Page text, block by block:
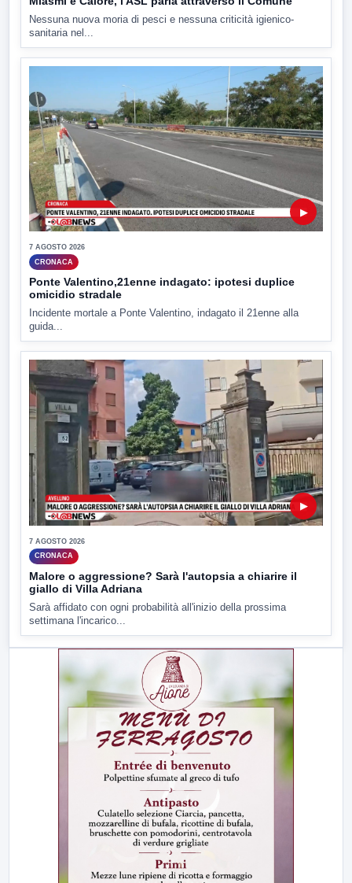
Nessuna nuova moria di pesci e nessuna criticità igienico-
sanitaria nel...
▶
7 AGOSTO 2026
CRONACA
Ponte Valentino,21enne indagato: ipotesi duplice
omicidio stradale
Incidente mortale a Ponte Valentino, indagato il 21enne alla
guida...
▶
7 AGOSTO 2026
CRONACA
Malore o aggressione? Sarà l'autopsia a chiarire il
giallo di Villa Adriana
Sarà affidato con ogni probabilità all'inizio della prossima
settimana l'incarico...